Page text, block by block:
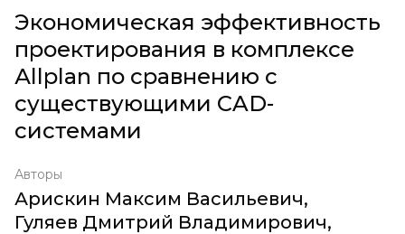
Экономическая эффективность
проектирования в комплексе
Аllplan по сравнению с
существующими CAD-
системами
Авторы
Арискин Максим Васильевич,
Гуляев Дмитрий Владимирович,